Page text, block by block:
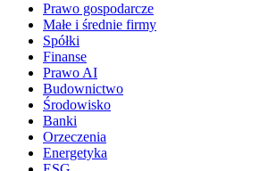
Prawo gospodarcze
Małe i średnie firmy
Spółki
Finanse
Prawo AI
Budownictwo
Środowisko
Banki
Orzeczenia
Energetyka